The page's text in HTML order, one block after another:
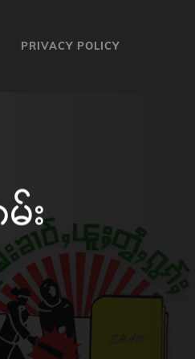
PRIVACY POLICY
း